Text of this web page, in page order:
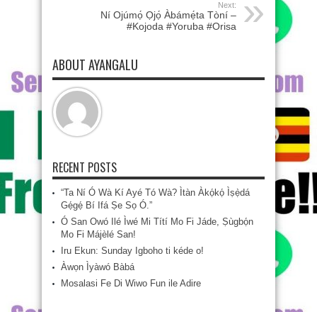
Next:
Ní Ojúmọ́ Ọjọ́ Àbámẹ́ta Tòní –
#Kojoda #Yoruba #Orisa
ABOUT AYANGALU
RECENT POSTS
“Ta Ní Ó Wà Kí Ayé Tó Wà? Ìtàn Àkọ́kọ́ Ìṣẹ̀dá
Gẹ́gẹ́ Bí Ifá Ṣe Sọ Ó.”
Ó San Owó Ilé Ìwé Mi Títí Mo Fi Jáde, Ṣùgbọ́n
Mo Fi Májèlé San!
Iru Ekun: Sunday Igboho ti kéde o!
Àwọn Ìyàwó Bàbá
Mosalasi Fe Di Wiwo Fun ile Adire